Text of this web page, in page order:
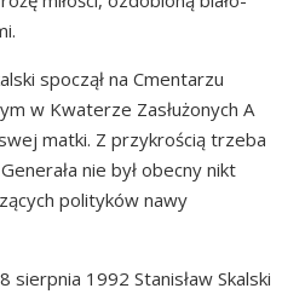
spoczął na Cmentarzu
w Kwaterze Zasłużonych A
matki. Z przykrością trzeba
nie był obecny nikt
polityków nawy
sierpnia 1992 Stanisław Skalski